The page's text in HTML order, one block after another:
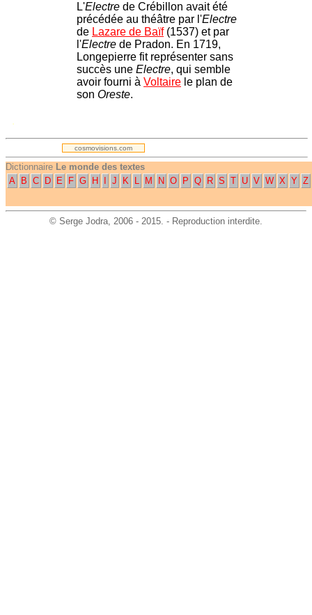
L'Electre de Crébillon avait été
précédée au théâtre par l'Electre
de Lazare de Baïf(1537) et par
l'Electre de Pradon. En 1719,
Longepierre fit représenter sans
succès une Electre, qui semble
avoir fourni à Voltaire le plan de
son Oreste.
.
cosmovisions.com
Dictionnaire Le monde des textes
A
B C D E F G H J K L M N O P Q R S T U V W X Y Z
© Serge Jodra, 2006 - 2015. - Reproduction interdite.